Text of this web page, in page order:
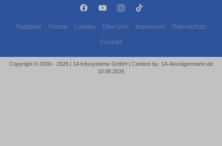
Ratgeber Presse Lokales Über Uns Impressum Datenschutz
Cookies
Copyright © 2000 - 2026 | 1A Infosysteme GmbH | Content by: 1A-Anzeigenmarkt.de
10.08.2026